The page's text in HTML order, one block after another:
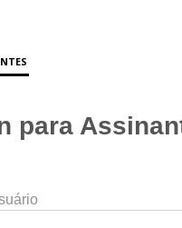
para